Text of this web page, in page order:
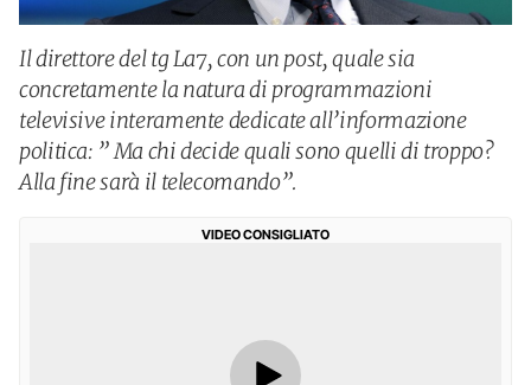
Il direttore del tg La7, con un post, quale sia
concretamente la natura di programmazioni
televisive interamente dedicate all’informazione
politica: ” Ma chi decide quali sono quelli di troppo?
Alla fine sarà il telecomando”.
VIDEO CONSIGLIATO